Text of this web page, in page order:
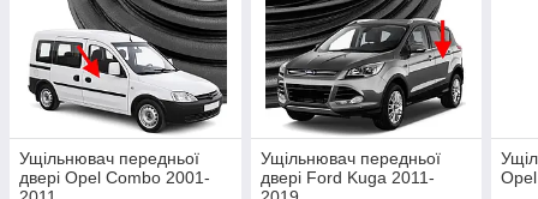
Ущільнювач передньої
двері Opel Combo 2001-
Ущільнювач передньої
двері Ford Kuga 2011-